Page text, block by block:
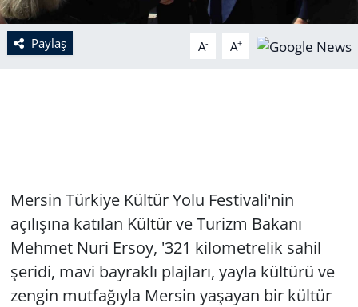
Paylaş A- A+
Mersin Türkiye Kültür Yolu Festivali'nin
açılışına katılan Kültür ve Turizm Bakanı
Mehmet Nuri Ersoy, '321 kilometrelik sahil
şeridi, mavi bayraklı plajları, yayla kültürü ve
zengin mutfağıyla Mersin yaşayan bir kültür